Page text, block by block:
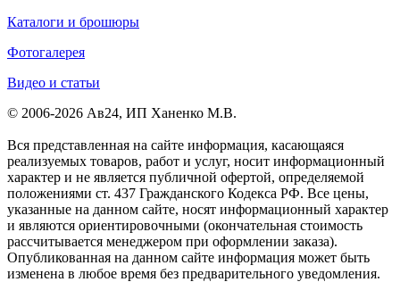
Каталоги и брошюры
Фотогалерея
Видео и статьи
© 2006-2026 Ав24, ИП Ханенко М.В.
Вся представленная на сайте информация, касающаяся
реализуемых товаров, работ и услуг, носит информационный
характер и не является публичной офертой, определяемой
положениями ст. 437 Гражданского Кодекса РФ. Все цены,
указанные на данном сайте, носят информационный характер
и являются ориентировочными (окончательная стоимость
рассчитывается менеджером при оформлении заказа).
Опубликованная на данном сайте информация может быть
изменена в любое время без предварительного уведомления.